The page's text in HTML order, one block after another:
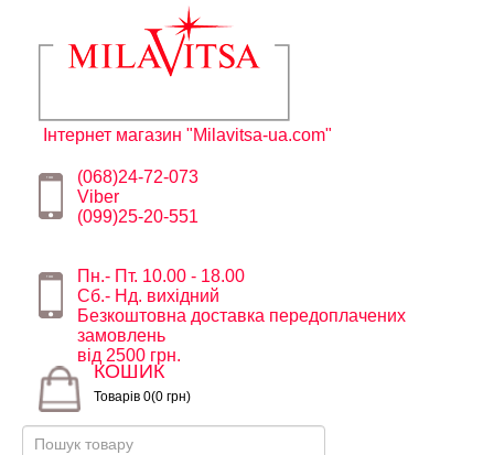
Інтернет магазин "Milavitsa-ua.com"
(068)24-72-073
Viber
(099)25-20-551
Пн.- Пт. 10.00 - 18.00
Сб.- Нд. вихідний
Безкоштовна доставка передоплачених
замовлень
від 2500 грн.
КОШИК
Товарів 0(0 грн)